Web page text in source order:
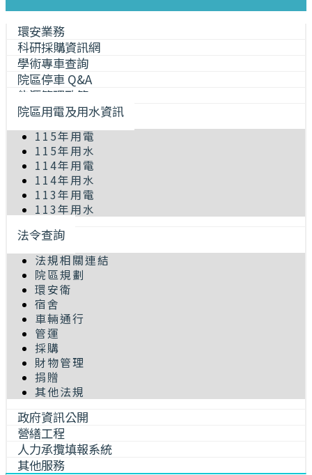
環安業務
科研採購資訊網
學術專車查詢
院區停車 Q&A
能源管理政策
院區用電及用水資訊
115年用電
115年用水
114年用電
114年用水
113年用電
113年用水
法令查詢
法規相關連結
院區規劃
環安衛
宿舍
車輛通行
管運
採購
財物管理
捐贈
其他法規
政府資訊公開
營繕工程
人力承攬填報系統
其他服務